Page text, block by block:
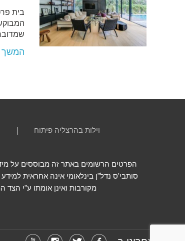
בית
המשך
וילות בהרצליה פיתוח
הפרטים הרשומים באתר זה מבוססים על
סותבי'ס נדל"ן בינלאומי אינה אחראית
מקורבות ואינן אומתו ע"י